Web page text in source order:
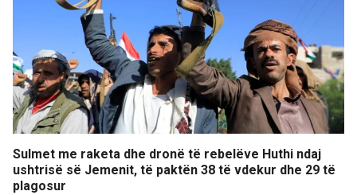
Sulmet me raketa dhe dronë të rebelëve Huthi ndaj
ushtrisë së Jemenit, të paktën 38 të vdekur dhe 29 të
plagosur